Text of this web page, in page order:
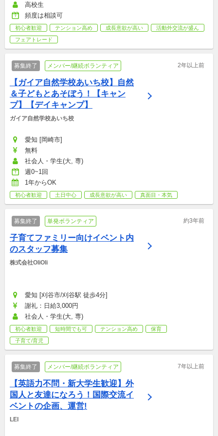
高校生
頻度は相談可
初心者歓迎 テンション高め 成長意欲が高い
活動外交流が盛ん
フェアトレード
募集終了 メンバー/継続ボランティア 2年以上前
【ガイア自然学校あいち校】自然
＆子どもとあそぼう！【キャン
プ】【デイキャンプ】
ガイア自然学校あいち校
愛知 [岡崎市]
無料
社会人・学生(大, 専)
週0~1回
1年からOK
初心者歓迎 土日中心 成長意欲が高い 真面目・本気
募集終了 単発ボランティア 約3年前
子育てファミリー向けイベント内
のスタッフ募集
株式会社OliOli
愛知 [刈谷市/刈谷駅 徒歩4分]
謝礼：日給3,000円
社会人・学生(大, 専)
初心者歓迎 短時間でも可 テンション高め
保育
子育て/育児
募集終了 メンバー/継続ボランティア 7年以上前
【英語力不問・新大学生歓迎】外
国人と友達になろう！国際交流イ
ベントの企画、運営!
LEI